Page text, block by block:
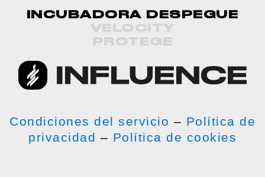
INCUBADORA DESPEGUE
VELOCITY
PROTEGE
Condiciones del servicio – Política de
privacidad – Política de cookies